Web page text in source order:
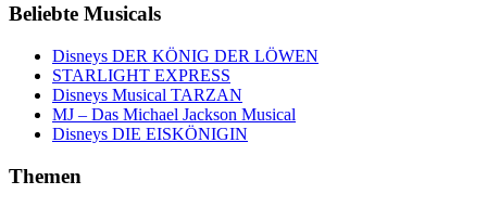
Beliebte Musicals
Disneys DER KÖNIG DER LÖWEN
STARLIGHT EXPRESS
Disneys Musical TARZAN
MJ – Das Michael Jackson Musical
Disneys DIE EISKÖNIGIN
Themen